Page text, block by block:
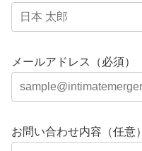
メールアドレス（必須）
お問い合わせ内容（任意）